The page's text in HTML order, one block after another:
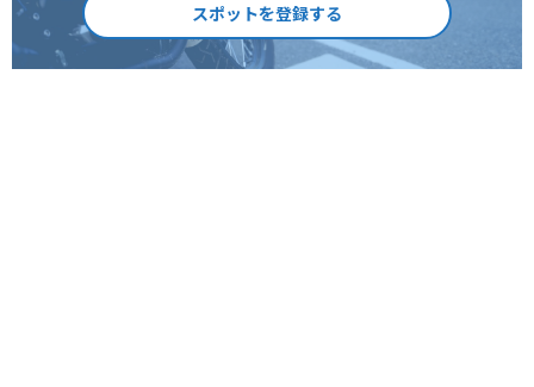
スポットを登録する